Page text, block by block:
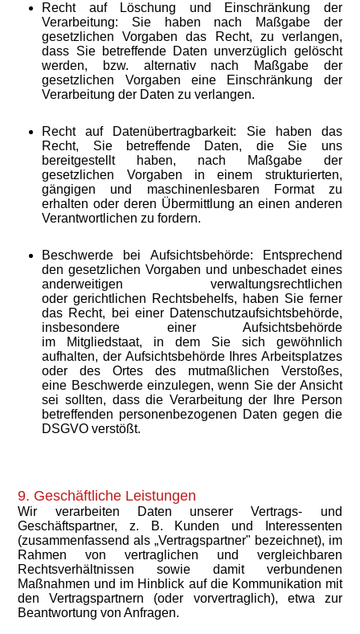
Recht auf Löschung und Einschränkung der
Verarbeitung: Sie haben nach Maßgabe der
gesetzlichen Vorgaben das Recht, zu verlangen,
dass Sie betreffende Daten unverzüglich gelöscht
werden, bzw. alternativ nach Maßgabe der
gesetzlichen Vorgaben eine Einschränkung der
Verarbeitung der Daten zu verlangen.
Recht auf Datenübertragbarkeit: Sie haben das
Recht, Sie betreffende Daten, die Sie uns
bereitgestellt haben, nach Maßgabe der
gesetzlichen Vorgaben in einem strukturierten,
gängigen und maschinenlesbaren Format zu
erhalten oder deren Übermittlung an einen anderen
Verantwortlichen zu fordern.
Beschwerde bei Aufsichtsbehörde: Entsprechend
den gesetzlichen Vorgaben und unbeschadet eines
anderweitigen verwaltungsrechtlichen
oder gerichtlichen Rechtsbehelfs, haben Sie ferner
das Recht, bei einer Datenschutzaufsichtsbehörde,
insbesondere einer Aufsichtsbehörde
im Mitgliedstaat, in dem Sie sich gewöhnlich
aufhalten, der Aufsichtsbehörde Ihres Arbeitsplatzes
oder des Ortes des mutmaßlichen Verstoßes,
eine Beschwerde einzulegen, wenn Sie der Ansicht
sei sollten, dass die Verarbeitung der Ihre Person
betreffenden personenbezogenen Daten gegen die
DSGVO verstößt.
9. Geschäftliche Leistungen
Wir verarbeiten Daten unserer Vertrags- und
Geschäftspartner, z. B. Kunden und Interessenten
(zusammenfassend als „Vertragspartner" bezeichnet), im
Rahmen von vertraglichen und vergleichbaren
Rechtsverhältnissen sowie damit verbundenen
Maßnahmen und im Hinblick auf die Kommunikation mit
den Vertragspartnern (oder vorvertraglich), etwa zur
Beantwortung von Anfragen.